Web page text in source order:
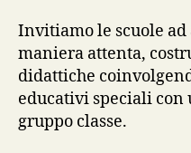
Invitiamo le scuole
maniera attenta,
didattiche
educativi speciali con
gruppo classe.